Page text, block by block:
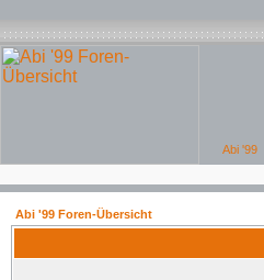
Abi '99 Foren-Übersicht